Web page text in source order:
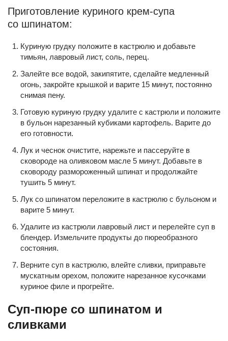
Приготовление куриного крем-супа
со шпинатом:
Куриную грудку положите в кастрюлю и добавьте
тимьян, лавровый лист, соль, перец.
Залейте все водой, закипятите, сделайте медленный
огонь, закройте крышкой и варите 15 минут, постоянно
снимая пену.
Готовую куриную грудку удалите с кастрюли и положите
в бульон нарезанный кубиками картофель. Варите до
его готовности.
Лук и чеснок очистите, нарежьте и пассеруйте в
сковороде на оливковом масле 5 минут. Добавьте в
сковороду размороженный шпинат и продолжайте
тушить 5 минут.
Лук со шпинатом переложите в кастрюлю с бульоном и
варите 5 минут.
Удалите из кастрюли лавровый лист и перелейте суп в
блендер. Измельчите продукты до пюреобразного
состояния.
Верните суп в кастрюлю, влейте сливки, приправьте
мускатным орехом, положите нарезанное кусочками
куриное филе и прогрейте.
Суп-пюре со шпинатом и
сливками